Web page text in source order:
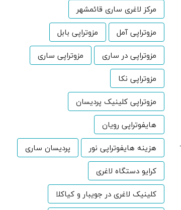
مرکز لاغری ساری قائمشهر
مزوتراپی آمل
مزوتراپی بابل
مزوتراپی در ساری
مزوتراپی ساری
مزوتراپی نکا
مزوتراپی کلینیک پردیسان
هایفوتراپی رویان
هزینه هایفوتراپی نور
پردیسان ساری
کرایو دستگاه لاغری
کلینیک لاغری در جویبار و کیاکلا